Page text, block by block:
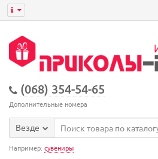
(068) 354-54-65
Дополнительные номера
Везде
Например: сувениры